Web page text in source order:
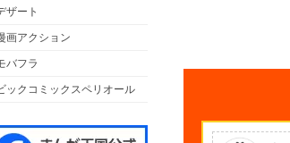
ザート
画アクション
バフラ
ックコミックスペリオール